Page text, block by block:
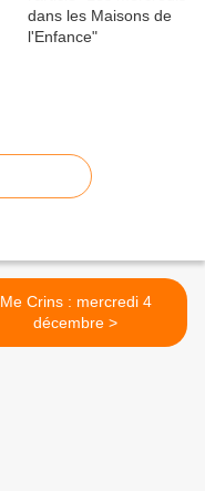
Me Crins : mercredi 4
décembre >